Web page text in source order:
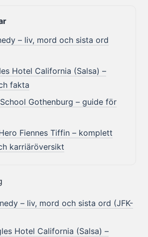
– liv, mord och sista ord
Hotel California (Salsa) –
fakta
Gothenburg – guide för
Fiennes Tiffin – komplett
karriäröversikt
– liv, mord och sista ord (JFK-
Hotel California (Salsa) –